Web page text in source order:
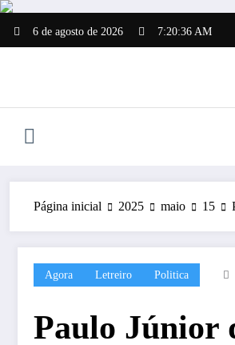
Pular
para
o
6 de agosto de 2026 7:20:36 AM
Página inicial 2025 maio 15
Agora Letreiro Politica
Paulo Júnior